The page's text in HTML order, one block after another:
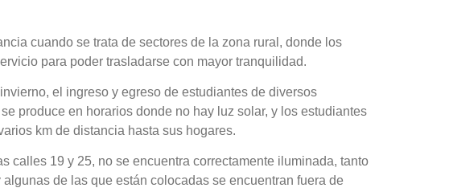
cuando se trata de sectores de la zona rural, donde los
para poder trasladarse con mayor tranquilidad.
el ingreso y egreso de estudiantes de diversos
produce en horarios donde no hay luz solar, y los estudiantes
km de distancia hasta sus hogares.
calles 19 y 25, no se encuentra correctamente iluminada, tanto
de las que están colocadas se encuentran fuera de